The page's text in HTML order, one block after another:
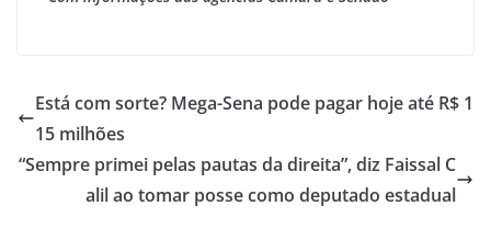
Está com sorte? Mega-Sena pode pagar hoje até R$ 1
15 milhões
“Sempre primei pelas pautas da direita”, diz Faissal C
alil ao tomar posse como deputado estadual